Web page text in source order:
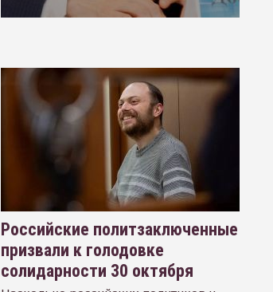
Российские политзаключенные
призвали к голодовке
солидарности 30 октября